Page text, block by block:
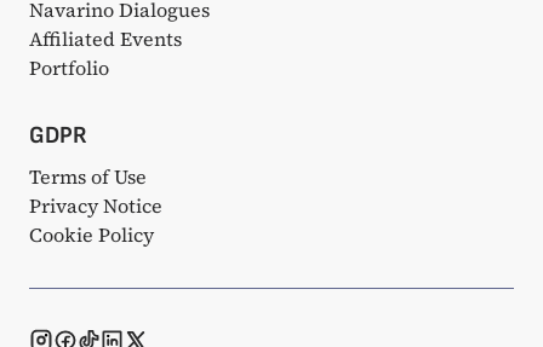
Navarino Dialogues
Affiliated Events
Portfolio
GDPR
Terms of Use
Privacy Notice
Cookie Policy